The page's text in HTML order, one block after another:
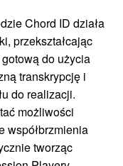
Chord ID działa
przekształcając
do użycia
transkrypcję i
do realizacji.
możliwości
współbrzmienia
tworząc